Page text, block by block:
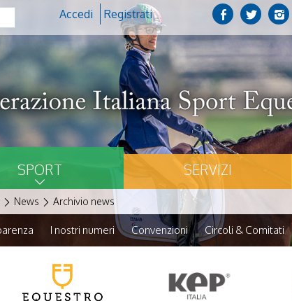
Accedi Registrati
SPORT SERVIZI
News Archivio news
I nostri numeri Convenzioni Circoli & Comitati